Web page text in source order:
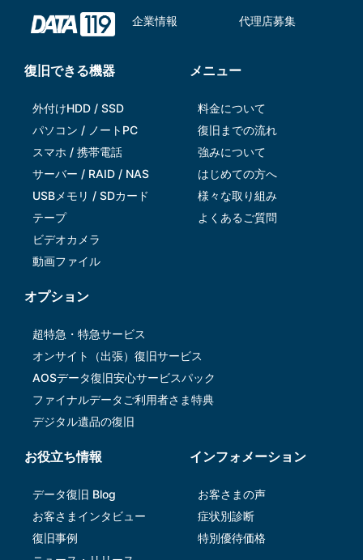
企業情報 代理店募集
復旧できる機器
外付けHDD / SSD
パソコン / ノートPC
スマホ / 携帯電話
サーバー / RAID / NAS
USBメモリ / SDカード
テープ
ビデオカメラ
動画ファイル
メニュー
料金について
復旧までの流れ
強みについて
はじめての方へ
様々な取り組み
よくあるご質問
オプション
超特急・特急サービス
オンサイト（出張）復旧サービス
AOSデータ復旧安⼼サービスパック
ファイナルデータご利⽤者さま特典
デジタル遺品の復旧
お役立ち情報
データ復旧 Blog
お客さまインタビュー
復旧事例
インフォメーション
お客さまの声
症状別診断
特別優待価格